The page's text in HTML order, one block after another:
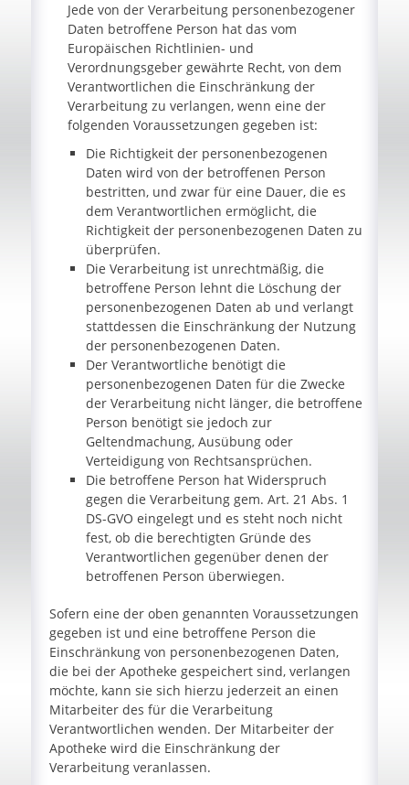
Jede von der Verarbeitung personenbezogener
Daten betroffene Person hat das vom
Europäischen Richtlinien- und
Verordnungsgeber gewährte Recht, von dem
Verantwortlichen die Einschränkung der
Verarbeitung zu verlangen, wenn eine der
folgenden Voraussetzungen gegeben ist:
Die Richtigkeit der personenbezogenen
Daten wird von der betroffenen Person
bestritten, und zwar für eine Dauer, die es
dem Verantwortlichen ermöglicht, die
Richtigkeit der personenbezogenen Daten zu
überprüfen.
Die Verarbeitung ist unrechtmäßig, die
betroffene Person lehnt die Löschung der
personenbezogenen Daten ab und verlangt
stattdessen die Einschränkung der Nutzung
der personenbezogenen Daten.
Der Verantwortliche benötigt die
personenbezogenen Daten für die Zwecke
der Verarbeitung nicht länger, die betroffene
Person benötigt sie jedoch zur
Geltendmachung, Ausübung oder
Verteidigung von Rechtsansprüchen.
Die betroffene Person hat Widerspruch
gegen die Verarbeitung gem. Art. 21 Abs. 1
DS-GVO eingelegt und es steht noch nicht
fest, ob die berechtigten Gründe des
Verantwortlichen gegenüber denen der
betroffenen Person überwiegen.
Sofern eine der oben genannten Voraussetzungen
gegeben ist und eine betroffene Person die
Einschränkung von personenbezogenen Daten,
die bei der Apotheke gespeichert sind, verlangen
möchte, kann sie sich hierzu jederzeit an einen
Mitarbeiter des für die Verarbeitung
Verantwortlichen wenden. Der Mitarbeiter der
Apotheke wird die Einschränkung der
Verarbeitung veranlassen.